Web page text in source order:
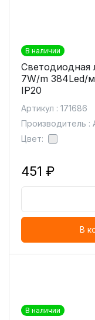
В наличии
Светодиодная
7W/m 384Led/
IP20
Артикул : 171686
Производитель :
Цвет:
451 ₽
В
В наличии